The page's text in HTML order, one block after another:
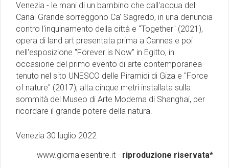
Venezia - le mani di un bambino che dall'acqua del
Canal Grande sorreggono Ca' Sagredo, in una denuncia
contro l'inquinamento della città e "Together" (2021),
opera di land art presentata prima a Cannes e poi
nell'esposizione "Forever is Now" in Egitto, in
occasione del primo evento di arte contemporanea
tenuto nel sito UNESCO delle Piramidi di Giza e "Force
of nature" (2017), alta cinque metri installata sulla
sommità del Museo di Arte Moderna di Shanghai, per
ricordare il grande potere della natura.
Venezia 30 luglio 2022
www.giornalesentire.it - riproduzione riservata*